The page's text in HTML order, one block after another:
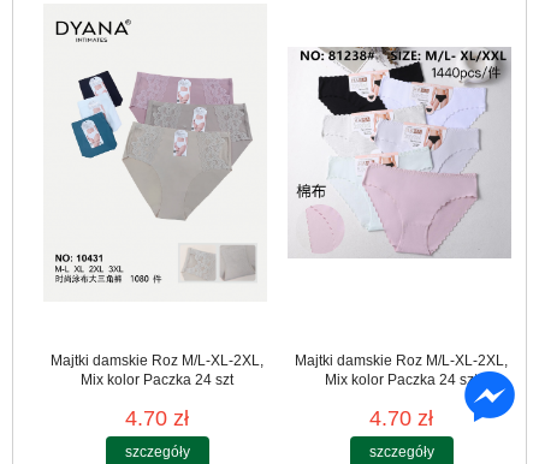
Majtki damskie Roz M/L-XL-2XL,
Mix kolor Paczka 24 szt
4.70 zł
szczegóły
Majtki damskie Roz M/L-XL-2XL,
Mix kolor Paczka 24 szt
4.70 zł
szczegóły